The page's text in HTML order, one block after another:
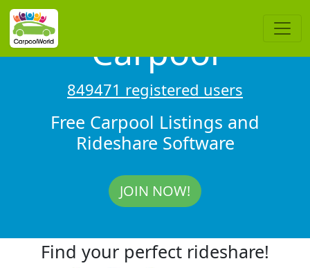
Carpool
849471 registered users
Free Carpool Listings and
Rideshare Software
JOIN NOW!
Find your perfect rideshare!